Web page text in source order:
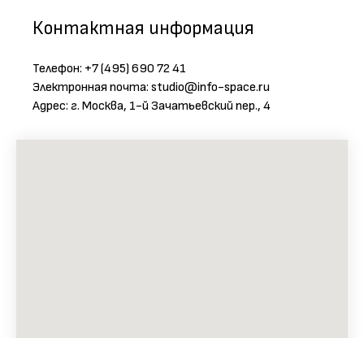
Контактная информация
Телефон: +7 (495) 690 72 41
Электронная почта: studio@info-space.ru
Адрес: г. Москва, 1-й Зачатьевский пер., 4